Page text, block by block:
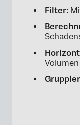
Filter:
Volumen